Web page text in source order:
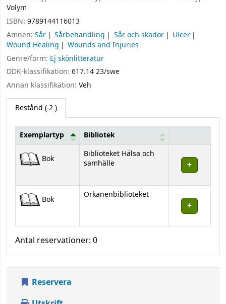
Volym
ISBN: 9789144116013
Ämnen: Sår Sårbehandling Sår och skador
Ulcer
Wound Healing
Wounds and Injuries
Genre/form: Ej skönlitteratur
DDK-klassifikation: 617.14 23/swe
Annan klassifikation: Veh
Bestånd ( 2 )
Bestånd
Exemplartyp Bibliotek
Bok
Biblioteket Hälsa och
samhälle
Bok Orkanenbiblioteket
Antal reservationer: 0
Reservera